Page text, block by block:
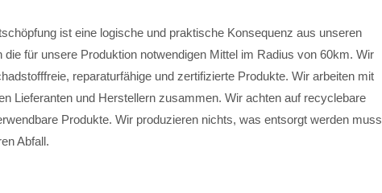
ist eine logische und praktische Konsequenz aus unseren
die für unsere Produktion notwendigen Mittel im Radius von 60km. Wir
reparaturfähige und zertifizierte Produkte. Wir arbeiten mit
Lieferanten und Herstellern zusammen. Wir achten auf recyclebare
Produkte. Wir produzieren nichts, was entsorgt werden muss
Abfall.